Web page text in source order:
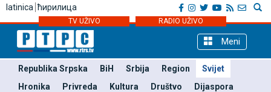
latinica ћирилица
TV UŽIVO RADIO UŽIVO
Meni
Republika Srpska BiH Srbija Region
Svijet
Hronika
Privreda Kultura Društvo
Dijaspora